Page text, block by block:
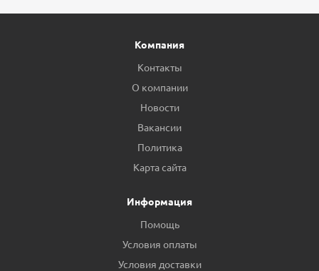
Компания
Контакты
О компании
Новости
Вакансии
Политика
Карта сайта
Информация
Помощь
Условия оплаты
Условия доставки